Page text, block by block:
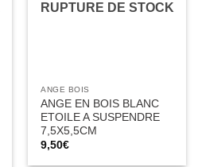
RUPTURE DE STOCK
ANGE BOIS
ANGE EN BOIS BLANC
ETOILE A SUSPENDRE
7,5X5,5CM
9,50€